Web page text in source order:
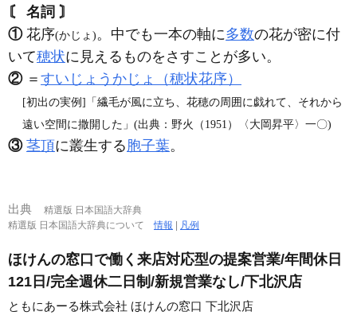
〘 名詞 〙
①花序(かじょ)。中でも一本の軸に多数の花が密に付
いて穂状に見えるものをさすことが多い。
②＝ すいじょうかじょ（穂状花序）
[初出の実例]「繊毛が風に立ち、花穂の周囲に戯れて、それから
遠い空間に撒開した」(出典：野火（1951）〈大岡昇平〉一〇)
③ 茎頂に叢生する 胞子葉。
出典
精選版 日本国語大辞典
精選版 日本国語大辞典について情報 | 凡例
ほけんの窓口で働く来店対応型の提案営業/年間休日
121日/完全週休二日制/新規営業なし/下北沢店
ともにあーる株式会社 ほけんの窓口 下北沢店